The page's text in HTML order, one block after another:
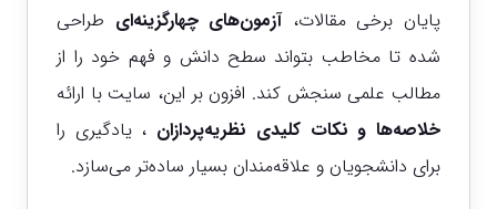
پایان برخی مقالات،آزمون‌های چهارگزینه‌ای طراحی
شده تا مخاطب بتواند سطح دانش و فهم خود را از
مطالب علمی سنجش کند. افزون بر این، سایت با ارائه
خلاصه‌ها و نکات کلیدی نظریه‌پردازان ، یادگیری را
برای دانشجویان و علاقه‌مندان بسیار ساده‌تر می‌سازد.